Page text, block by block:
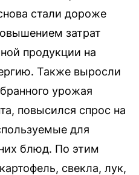
стали дороже
затрат
продукции на
Также выросли
урожая
повысился спрос на
для
блюд. По этим
свекла, лук,